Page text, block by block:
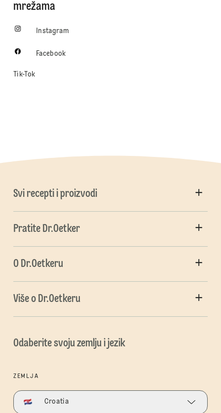
mrežama
Instagram
Facebook
Tik-Tok
Svi recepti i proizvodi
Pratite Dr.Oetker
O Dr.Oetkeru
Više o Dr.Oetkeru
Odaberite svoju zemlju i jezik
ZEMLJA
Croatia